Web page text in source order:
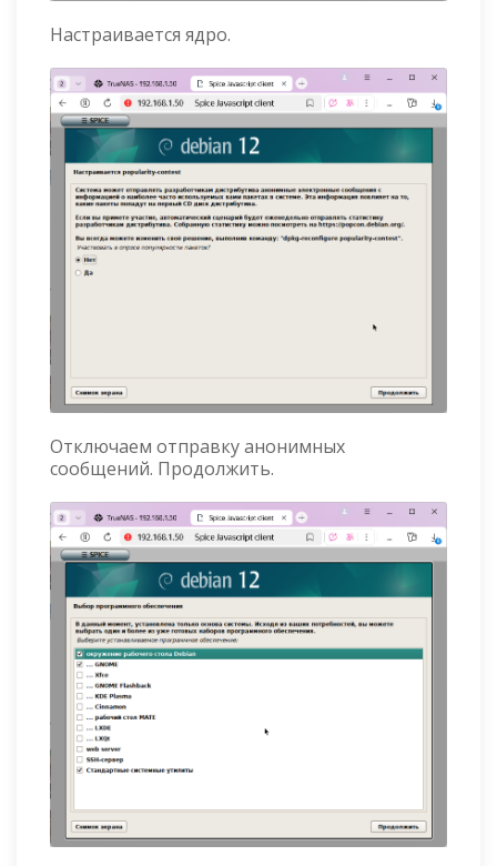
Настраивается ядро.
Отключаем отправку анонимных
сообщений. Продолжить.